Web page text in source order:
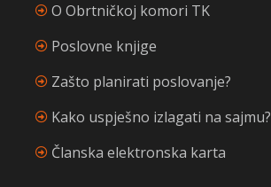
O Obrtničkoj komori TK
Poslovne knjige
Zašto planirati poslovanje?
Kako uspješno izlagati na sajmu?
Članska elektronska karta